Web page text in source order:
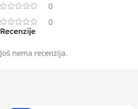
0
0
Recenzije
Još nema recenzija.